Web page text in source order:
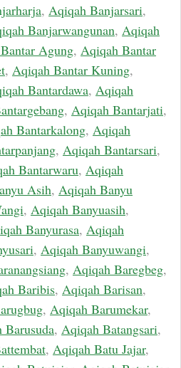
, Aqiqah Banjarsari,
Banjarwangunan, Aqiqah
Agung, Aqiqah Bantar
, Aqiqah Bantar Kuning,
Bantardawa, Aqiqah
, Aqiqah Bantarjati,
Bantarkalong, Aqiqah
, Aqiqah Bantarsari,
Bantarwaru, Aqiqah
Asih, Aqiqah Banyu
, Aqiqah Banyuasih,
Banyurasa, Aqiqah
, Aqiqah Banyuwangi,
, Aqiqah Baregbeg,
Baribis, Aqiqah Barisan,
, Aqiqah Barumekar,
Barusuda, Aqiqah Batangsari,
, Aqiqah Batu Jajar,